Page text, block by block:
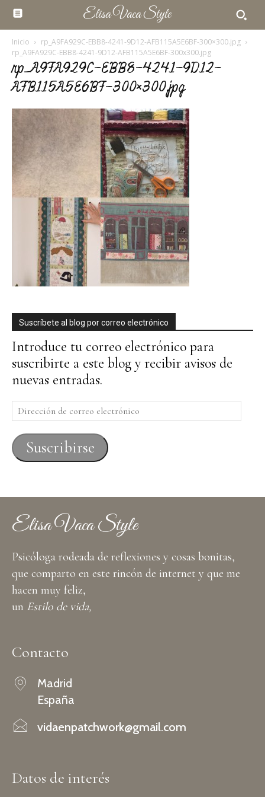
Elisa Vaca Style
Inicio
rp_A9FA929C-EBB8-4241-9D12-AFB115A5E6BF-300×300.jpg
rp_A9FA929C-EBB8-4241-9D12-AFB115A5E6BF-300x300.jpg
rp_A9FA929C-EBB8-4241-9D12-
AFB115A5E6BF-300×300.jpg
Suscríbete al blog por correo electrónico
Introduce tu correo electrónico para
suscribirte a este blog y recibir avisos de
nuevas entradas.
Dirección
de
correo
electrónico
Suscribirse
Elisa Vaca Style
Psicóloga rodeada de reflexiones y cosas bonitas,
que comparto en este rincón de internet y que me
hacen muy feliz,
un Estilo de vida,
Contacto
Madrid
España
vidaenpatchwork@gmail.com
Datos de interés